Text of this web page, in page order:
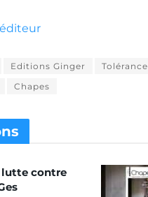
Editions Ginger
Chapes
lutte contre